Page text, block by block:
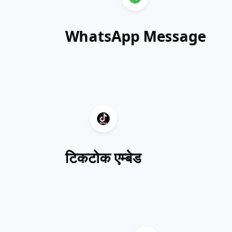
WhatsApp Message
टिकटोक एम्बेड